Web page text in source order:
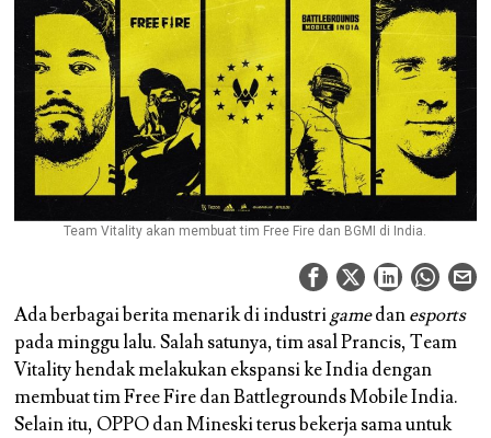
Team Vitality akan membuat tim Free Fire dan BGMI di India.
Ada berbagai berita menarik di industrigamedanesports
pada minggu lalu. Salah satunya, tim asal Prancis, Team
Vitality hendak melakukan ekspansi ke India dengan
membuat tim Free Fire dan Battlegrounds Mobile India.
Selain itu, OPPO dan Mineski terus bekerja sama untuk